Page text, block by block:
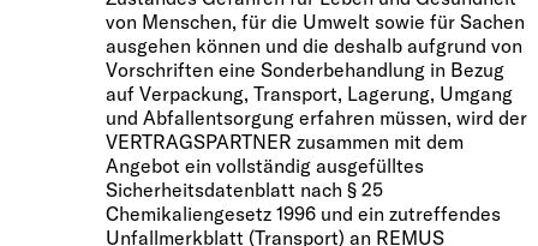
von Menschen, für die Umwelt sowie für Sachen
ausgehen können und die deshalb aufgrund von
Vorschriften eine Sonderbehandlung in Bezug
auf Verpackung, Transport, Lagerung, Umgang
und Abfallentsorgung erfahren müssen, wird der
VERTRAGSPARTNER zusammen mit dem
Angebot ein vollständig ausgefülltes
Sicherheitsdatenblatt nach § 25
Chemikaliengesetz 1996 und ein zutreffendes
Unfallmerkblatt (Transport) an REMUS